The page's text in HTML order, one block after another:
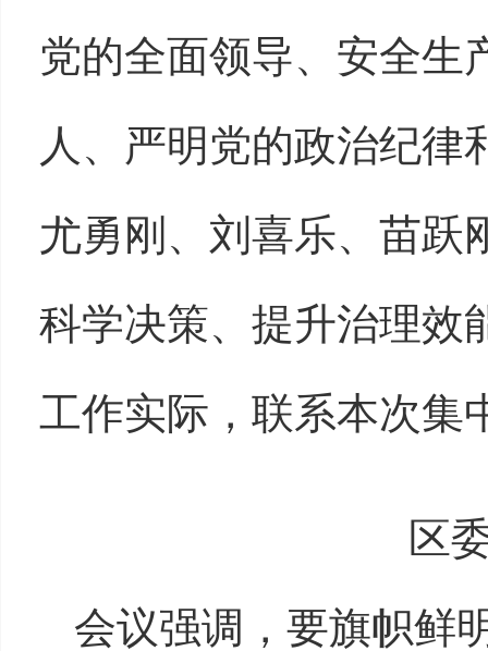
党的全面领导、安全生
人、严明党的政治纪律
尤勇刚、刘喜乐、苗跃
科学决策、提升治理效
工作实际，联系本次集
区
会议强调，要旗帜鲜